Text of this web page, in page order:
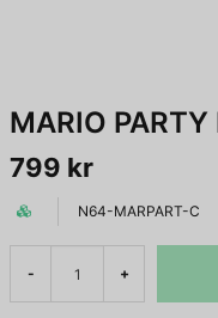
MARIO
799 kr
N64-MARPART-C
- +